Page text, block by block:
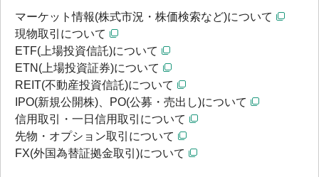
マーケット情報(株式市況・株価検索など)について
現物取引について
ETF(上場投資信託)について
ETN(上場投資証券)について
REIT(不動産投資信託)について
IPO(新規公開株)、PO(公募・売出し)について
信用取引・一日信用取引について
先物・オプション取引について
FX(外国為替証拠金取引)について